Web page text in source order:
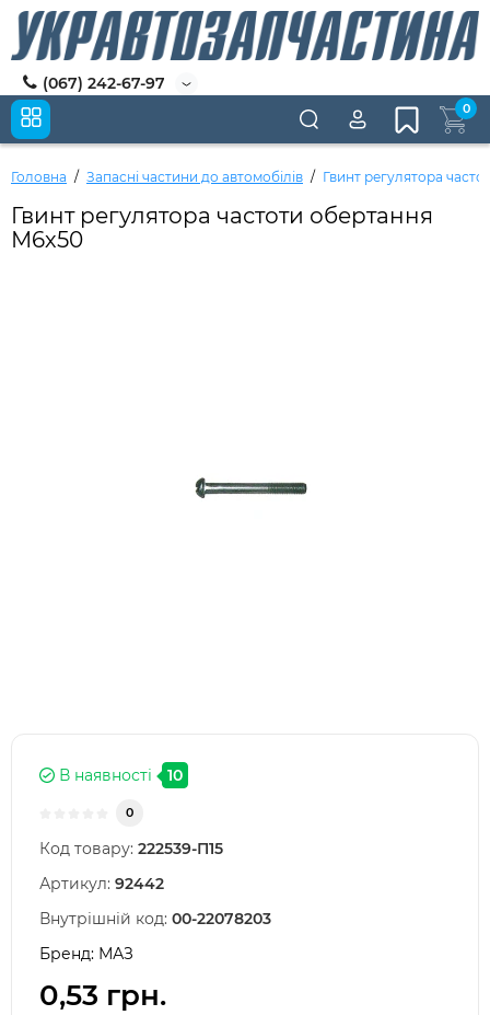
(067) 242-67-97
0
Головна Запасні частини до автомобілів Гвинт регулятора
Гвинт регулятора частоти обертання
М6х50
В наявності 10
0
Код товару: 222539-П15
Артикул: 92442
Внутрішній код: 00-22078203
Бренд: МАЗ
0,53 грн.